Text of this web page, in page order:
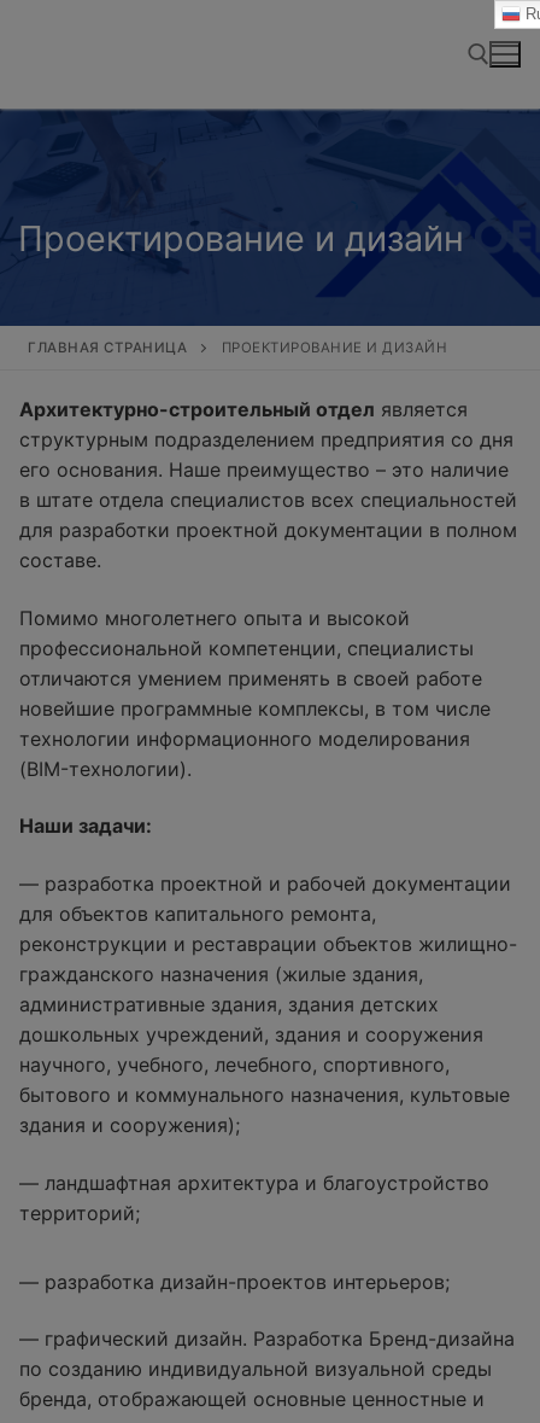
Проектирование и дизайн
ГЛАВНАЯ СТРАНИЦА ПРОЕКТИРОВАНИЕ И ДИЗАЙН
Архитектурно-строительный отдел является
структурным подразделением предприятия со дня
его основания. Наше преимущество – это наличие
в штате отдела специалистов всех специальностей
для разработки проектной документации в полном
составе.
Помимо многолетнего опыта и высокой
профессиональной компетенции, специалисты
отличаются умением применять в своей работе
новейшие программные комплексы, в том числе
технологии информационного моделирования
(BIM-технологии).
Наши задачи:
— разработка проектной и рабочей документации
для объектов капитального ремонта,
реконструкции и реставрации объектов жилищно-
гражданского назначения (жилые здания,
административные здания, здания детских
дошкольных учреждений, здания и сооружения
научного, учебного, лечебного, спортивного,
бытового и коммунального назначения, культовые
здания и сооружения);
— ландшафтная архитектура и благоустройство
территорий;
— разработка дизайн-проектов интерьеров;
— графический дизайн. Разработка Бренд-дизайна
по созданию индивидуальной визуальной среды
бренда, отображающей основные ценностные и